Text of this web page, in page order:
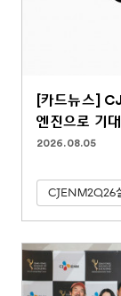
[카드뉴스]
엔진으로 기
2026.08.05
CJENM2Q26